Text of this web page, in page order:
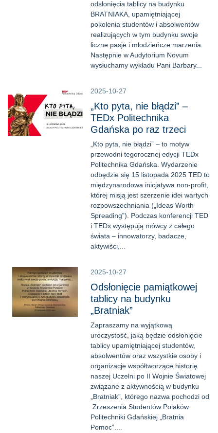
odsłonięcia tablicy na budynku
BRATNIAKA, upamiętniającej
pokolenia studentów i absolwentów
realizujących w tym budynku swoje
liczne pasje i młodzieńcze marzenia.
Następnie w Audytorium Novum
wysłuchamy wykładu Pani Barbary...
2025-10-27
„Kto pyta, nie błądzi” –
TEDx Politechnika
Gdańska po raz trzeci
„Kto pyta, nie błądzi” – to motyw
przewodni tegorocznej edycji TEDx
Politechnika Gdańska. Wydarzenie
odbędzie się 15 listopada 2025 TED to
międzynarodowa inicjatywa non-profit,
której misją jest szerzenie idei wartych
rozpowszechniania („Ideas Worth
Spreading”). Podczas konferencji TED
i TEDx występują mówcy z całego
świata – innowatorzy, badacze,
aktywiści,...
2025-10-27
Odsłonięcie pamiątkowej
tablicy na budynku
„Bratniak”
Zapraszamy na wyjątkową
uroczystość, jaką będzie odsłonięcie
tablicy upamiętniającej studentów,
absolwentów oraz wszystkie osoby i
organizacje współtworzące historię
naszej Uczelni po II Wojnie Światowej
związane z aktywnością w budynku
„Bratniak”, którego nazwa pochodzi od
Zrzeszenia Studentów Polaków
Politechniki Gdańskiej „Bratnia
Pomoc”....